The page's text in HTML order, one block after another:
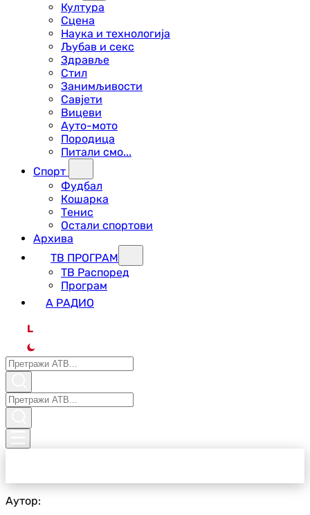
Култура
Сцена
Наука и технологија
Љубав и секс
Здравље
Стил
Занимљивости
Савјети
Вицеви
Ауто-мото
Породица
Питали смо...
Спорт
Фудбал
Кошарка
Тенис
Остали спортови
Архива
ТВ ПРОГРАМ
ТВ Распоред
Програм
А РАДИО
L
Аутор: